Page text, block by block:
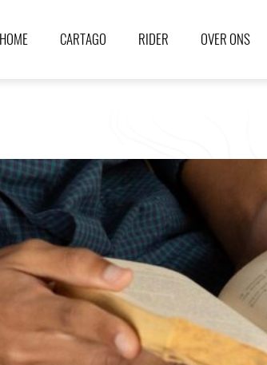
HOME CARTAGO RIDER OVER ONS